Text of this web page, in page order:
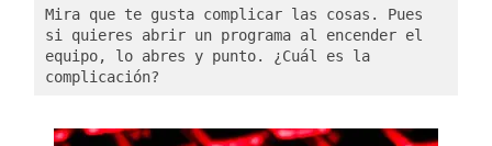
Mira que te gusta complicar las cosas. Pues
si quieres abrir un programa al encender el
equipo, lo abres y punto. ¿Cuál es la
complicación?